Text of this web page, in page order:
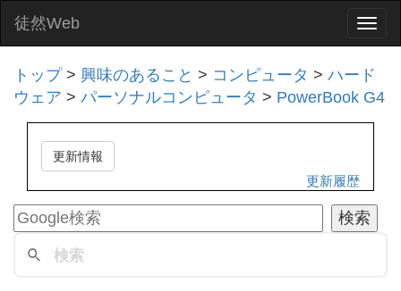
徒然Web
トップ> 興味のあること > コンピュータ > ハード
ウェア > パーソナルコンピュータ > PowerBook G4
更新情報
更新履歴